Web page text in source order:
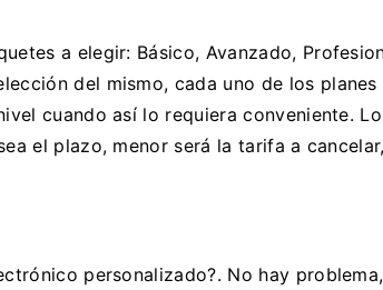
a elegir: Básico, Avanzado,
del mismo, cada uno de los
cuando así lo requiera conveniente.
el plazo, menor será la tarifa a
personalizado?. No hay